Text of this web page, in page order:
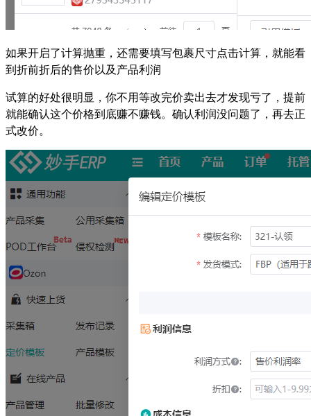
如果开启了计算抛重，还需要填写包裹尺寸点击计算，就能看
到折前折后的售价以及产品利润
试算的好处很明显，你不用等改完价卖出去才发现亏了，提前
就能确认这个价格到底赚不赚钱。确认利润没问题了，再去正
式改价。